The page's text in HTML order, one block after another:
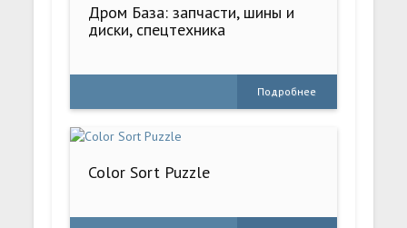
Дром База: запчасти, шины и
диски, спецтехника
Подробнее
Color Sort Puzzle